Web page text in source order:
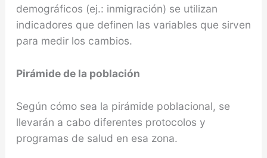
demográficos (ej.: inmigración) se utilizan
indicadores que definen las variables que sirven
para medir los cambios.
Pirámide de la población
Según cómo sea la pirámide poblacional, se
llevarán a cabo diferentes protocolos y
programas de salud en esa zona.